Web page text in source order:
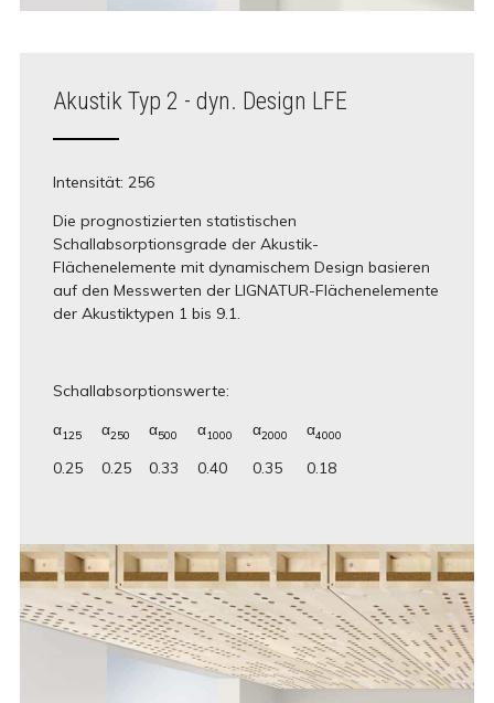
Akustik Typ 2 - dyn. Design LFE
Intensität: 256
Die prognostizierten statistischen
Schallabsorptionsgrade der Akustik-
Flächenelemente mit dynamischem Design basieren
auf den Messwerten der LIGNATUR-Flächenelemente
der Akustiktypen 1 bis 9.1.
Schallabsorptionswerte:
α125 α250 α500 α1000 α2000 α4000
0.25 0.25 0.33 0.40 0.35 0.18